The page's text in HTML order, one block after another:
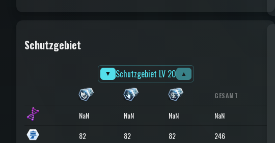
Schutzgebiet
▼ Schutzgebiet LV 20 ▲
GESAMT
NaN NaN NaN
NaN
82
82 82
246